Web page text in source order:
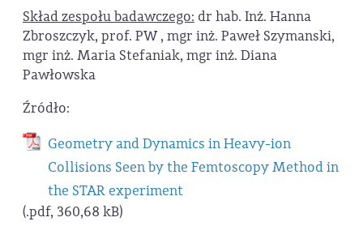
Skład zespołu badawczego: dr hab. Inż. Hanna
Zbroszczyk, prof. PW , mgr inż. Paweł Szymanski,
mgr inż. Maria Stefaniak, mgr inż. Diana
Pawłowska
Źródło:
Geometry and Dynamics in Heavy-ion
Collisions Seen by the Femtoscopy Method in
the STAR experiment
(.pdf, 360,68 kB)